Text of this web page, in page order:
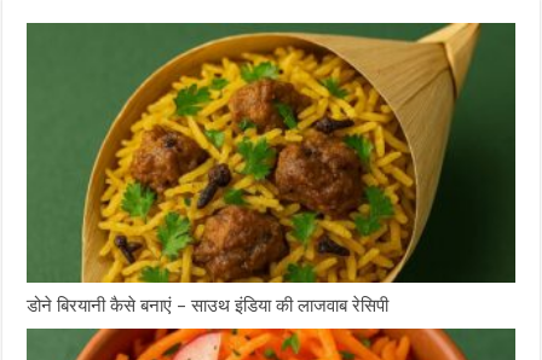
डोने बिरयानी कैसे बनाएं – साउथ इंडिया की लाजवाब रेसिपी